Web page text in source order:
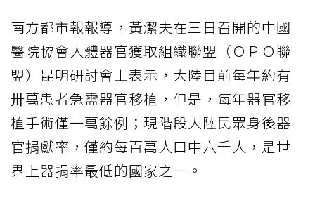
南方都市報報導，黃潔夫在三日召開的中國
醫院協會人體器官獲取組織聯盟（ＯＰＯ聯
盟）昆明研討會上表示，大陸目前每年約有
〺萬患者急需器官移植，但是，每年器官移
植手術僅一萬餘例；現階段大陸民眾身後器
官捐獻率，僅約每百萬人口中六千人，是世
界上器捐率最低的國家之一。